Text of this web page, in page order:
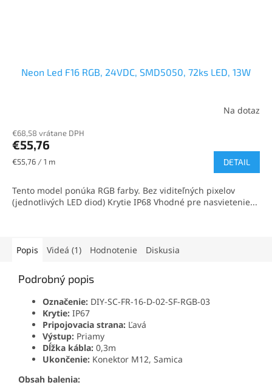
Neon Led F16 RGB, 24VDC, SMD5050, 72ks LED, 13W
Na dotaz
€68,58 vrátane DPH
€55,76
Jednotková
€55,76 / 1 m DETAIL
Tento model ponúka RGB farby. Bez viditeľných pixelov
(jednotlivých LED diod) Krytie IP68 Vhodné pre nasvietenie...
Popis Videá (1) Hodnotenie Diskusia
Podrobný popis
Označenie: DIY-SC-FR-16-D-02-SF-RGB-03
Krytie: IP67
Pripojovacia strana: Ľavá
Výstup: Priamy
Dĺžka kábla: 0,3m
Ukončenie: Konektor M12, Samica
Obsah balenia: